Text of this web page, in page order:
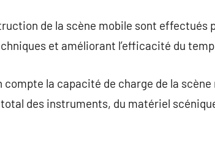
de la scène mobile sont effectués
et améliorant l’efficacité du
la capacité de charge de la
des instruments, du matériel